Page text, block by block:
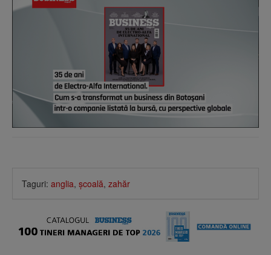
Taguri: anglia, şcoală, zahăr